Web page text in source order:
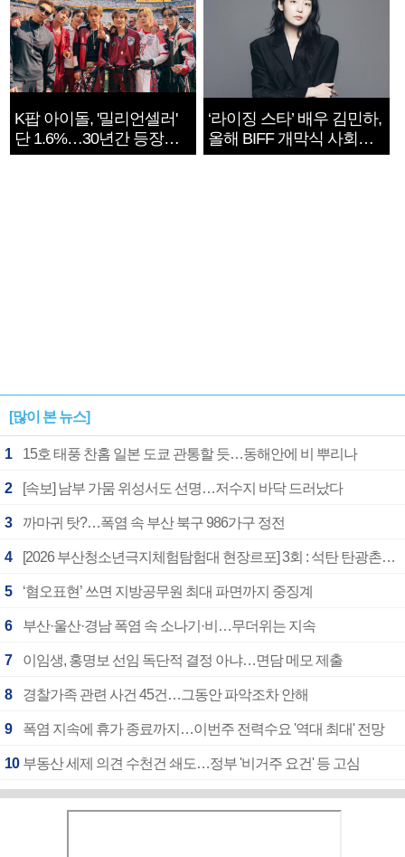
K팝 아이돌, '밀리언셀러'
단 1.6%…30년간 등장
1182개팀 전수조사
‘라이징 스타’ 배우 김민하,
올해 BIFF 개막식 사회자
확정
[많이 본 뉴스]
1 15호 태풍 찬홈 일본 도쿄 관통할 듯…동해안에 비 뿌리나
2 [속보] 남부 가뭄 위성서도 선명…저수지 바닥 드러났다
3 까마귀 탓?…폭염 속 부산 북구 986가구 정전
4 [2026 부산청소년극지체험탐험대 현장르포] 3회 : 석탄 탄광촌에서 북극 연구의 중심지로
5 ‘혐오표현’ 쓰면 지방공무원 최대 파면까지 중징계
6 부산·울산·경남 폭염 속 소나기·비…무더위는 지속
7 이임생, 홍명보 선임 독단적 결정 아냐…면담 메모 제출
8 경찰가족 관련 사건 45건…그동안 파악조차 안해
9 폭염 지속에 휴가 종료까지…이번주 전력수요 '역대 최대' 전망
10 부동산 세제 의견 수천건 쇄도…정부 '비거주 요건' 등 고심